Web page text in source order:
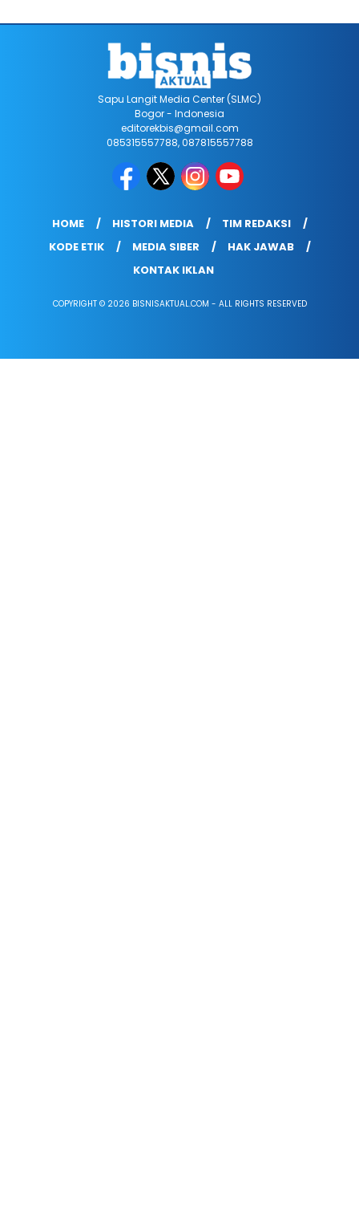
Sapu Langit Media Center (SLMC)
Bogor - Indonesia
editorekbis@gmail.com
085315557788, 087815557788
HOME HISTORI MEDIA
TIM REDAKSI
KODE ETIK
MEDIA SIBER
HAK JAWAB
KONTAK IKLAN
COPYRIGHT © 2026 BISNISAKTUAL.COM - ALL RIGHTS RESERVED